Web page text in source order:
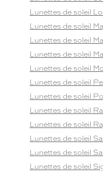
Lunettes de soleil
Lunettes de soleil
Lunettes de soleil
Lunettes de soleil
Lunettes de soleil
Lunettes de soleil
Lunettes de soleil
Lunettes de soleil
Lunettes de soleil
Lunettes de soleil
Lunettes de soleil
Lunettes de soleil